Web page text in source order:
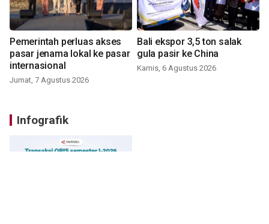
Pemerintah perluas akses
pasar jenama lokal ke pasar
internasional
Jumat, 7 Agustus 2026
Bali ekspor 3,5 ton salak
gula pasir ke China
Kamis, 6 Agustus 2026
Infografik